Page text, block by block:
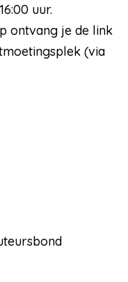
uur.
ontvang je de link
(via